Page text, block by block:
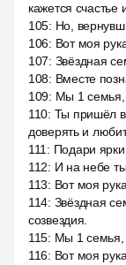
кажется счастье
105: Но,
106: Вот моя
107: Звёздная
108: Вместе
109: Мы 1 семья,
110: Ты пришёл в
доверять и
111 : Подари
112: И на небе
113: Вот моя
114: Звёздная
созвездия.
115: Мы 1 семья,
116: Вот моя рука.